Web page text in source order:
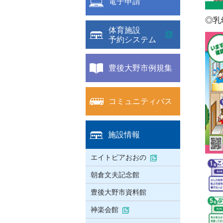
◎乳
体育施設
予約システム
豊後大野市例規集
コミュニティバス
施設情報
エイトピアおおの
朝倉文夫記念館
豊後大野市資料館
神楽会館